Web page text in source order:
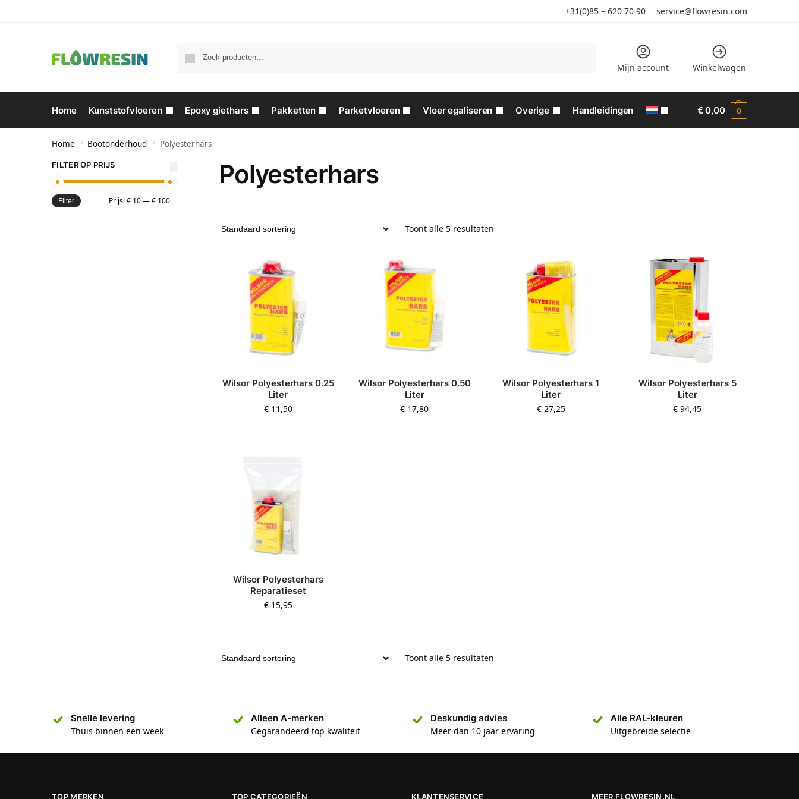
+31(0)85 – 620 70 90 service@flowresin.com
Mijn account Winkelwagen
Home Kunststofvloeren Epoxy giethars Pakketten Parketvloeren Vloer egaliseren Overige Handleidingen €0,00 0
Home / Bootonderhoud / Polyesterhars
Polyesterhars
Toont alle 5 resultaten
Wilsor Polyesterhars 0.25
Liter
€11,50
Wilsor Polyesterhars 0.50
Liter
€ 17,80
Wilsor Polyesterhars 1
Liter
€27,25
Wilsor Polyesterhars 5
Liter
€ 94,45
Wilsor Polyesterhars
Reparatieset
€15,95
Toont alle 5 resultaten
FILTER OP PRIJS
Filter Prijs:€ 10—€ 100
Snelle levering
Thuis binnen een week
Alleen A-merken
Gegarandeerd top kwaliteit
Deskundig advies
Meer dan 10 jaar ervaring
Alle RAL-kleuren
Uitgebreide selectie
TOP MERKEN TOP CATEGORIEËN KLANTENSERVICE MEER FLOWRESIN.NL